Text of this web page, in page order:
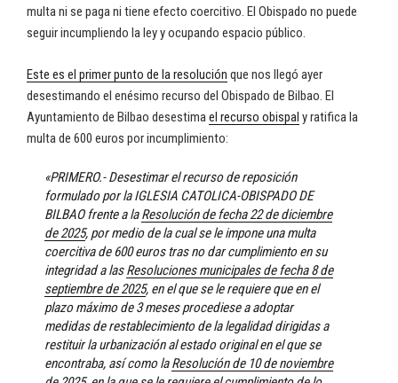
multa ni se paga ni tiene efecto coercitivo. El Obispado no puede
seguir incumpliendo la ley y ocupando espacio público.
Este es el primer punto de la resolución que nos llegó ayer
desestimando el enésimo recurso del Obispado de Bilbao. El
Ayuntamiento de Bilbao desestimael recurso obispal y ratifica la
multa de 600 euros por incumplimiento:
«PRIMERO.- Desestimar el recurso de reposición
formulado por la IGLESIA CATOLICA-OBISPADO DE
BILBAO frente a laResolución de fecha 22 de diciembre
de 2025, por medio de la cual se le impone una multa
coercitiva de 600 euros tras no dar cumplimiento en su
integridad a lasResoluciones municipales de fecha 8 de
septiembre de 2025, en el que se le requiere que en el
plazo máximo de 3 meses procediese a adoptar
medidas de restablecimiento de la legalidad dirigidas a
restituir la urbanización al estado original en el que se
encontraba, así como laResolución de 10 de noviembre